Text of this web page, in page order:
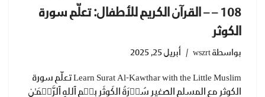
– 108 – القرآن الكريم للأطفال: تعلّم سورة
الكوثر
بواسطة wszrt أبريل 25, 2025
Learn Surat Al-Kawthar with the Little Muslim تعلّم سورة
الكوثر مع المسلم الصغير سُوۡرَةُ الکَوثَر بِسۡمِ ٱللهِ ٱلرَّحۡمَـٰنِ